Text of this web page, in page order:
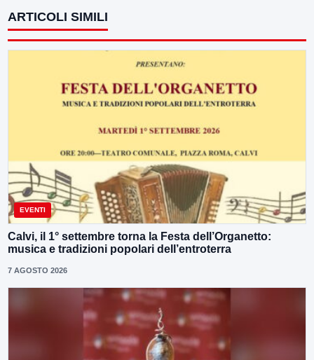
ARTICOLI SIMILI
EVENTI
Calvi, il 1° settembre torna la Festa dell’Organetto:
musica e tradizioni popolari dell’entroterra
7 AGOSTO 2026